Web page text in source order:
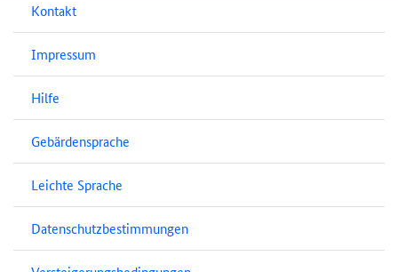
Kontakt
Impressum
Hilfe
Gebärdensprache
Leichte Sprache
Datenschutzbestimmungen